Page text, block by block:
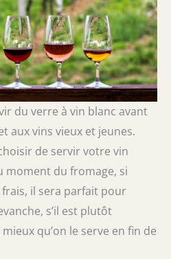
du verre à vin blanc avant
aux vins vieux et jeunes.
de servir votre vin
moment du fromage, si
il sera parfait pour
s’il est plutôt
qu’on le serve en fin de